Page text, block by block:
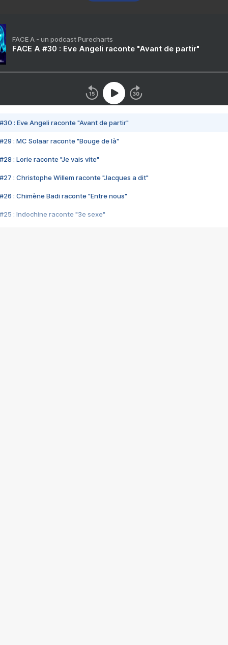
FACE A - un podcast Purecharts
FACE A #30 : Eve Angeli raconte "Avant de partir"
#30 : Eve Angeli raconte "Avant de partir"
#29 : MC Solaar raconte "Bouge de là"
#28 : Lorie raconte "Je vais vite"
#27 : Christophe Willem raconte "Jacques a dit"
#26 : Chimène Badi raconte "Entre nous"
#25 : Indochine raconte "3e sexe"